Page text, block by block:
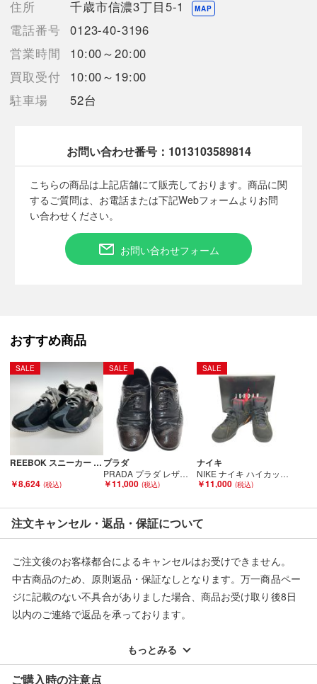
【ランク】Aランク
少々の使用感はあるが状態の良い中古品
【詳細備考】
使用感少なく美品です。
商品画像に関しては出来る限り忠実に表示出来るよう努めており
ますが、実際の商品と比較し色味に若干の誤差が生じる場合があ
られるなど多少商品状態が変化する場合がございます。
【使用予定配送業者】佐川急便 飛脚宅配便100サイズ
【こちらの商品は在庫連動システムを導入し、店頭や他ネットシ
ョップと併売を行なっておりますが、
タイミングによりシステムの反映が間に合わず欠品となってしま
う場合がございます。
■状態等は画像をご確認・ご参照下さい。
こちらの商品はお客様から買取させていただいた商品であり、
人の手を経た商品です。
■弊社（株式会社オカモト）を装った偽装サイトにご注意くださ
い■
弊社（株式会社オカモト）の商品画像や文章を無断盗用した『偽
装サイト』を確認しておりますが、
当店とは一切関係がございませんのでご注意ください。
住所 千歳市信濃3丁目5-1 MAP
電話番号 0123-40-3196
営業時間
10:00～20:00
買取受付
10:00～19:00
駐車場
52台
お問い合わせ番号： 1013103589814
こちらの商品は上記店舗にて販売しております。商品に関
するご質問は、お電話または下記Webフォームよりお問
い合わせください。
お問い合わせフォーム
おすすめ商品
SALE
REEBOK スニーカー SIZE 27cm ブラック×グレー×ホワイト EG8913 Bランク
￥8,624
SALE
プラダ
PRADA プラダ レザーシューズ SIZE 27 2EA038 ダークブラウン Cランク
￥11,000
SALE
ナイキ
NIKE ナイキ ハイカットスニーカー CU9307-081 ブラック Bランク
￥11,000
注文キャンセル・返品・保証について
ご注文後のお客様都合によるキャンセルはお受けできません。
中古商品のため、原則返品・保証なしとなります。万一商品ペー
ジに記載のない不具合がありました場合、商品お受け取り後8日
以内のご連絡で返品を承っております。
配送料ともに当社負担で対応いたします。
※オンラインストアで購入頂いた商品は、店頭での返品はお受け
もっとみる
ご購入時の注意点